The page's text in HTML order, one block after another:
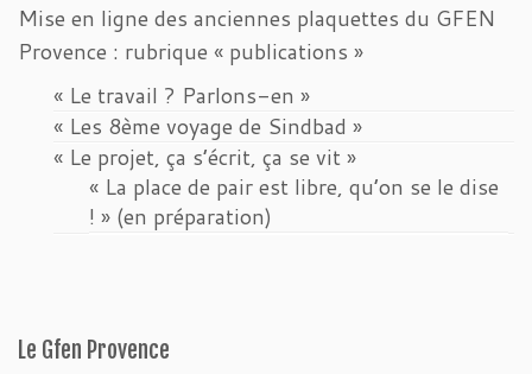
Mise en ligne des anciennes plaquettes du GFEN
Provence : rubrique « publications »
« Le travail ? Parlons-en »
« Les 8ème voyage de Sindbad »
« Le projet, ça s’écrit, ça se vit »
« La place de pair est libre, qu’on se le dise
! » (en préparation)
Le Gfen Provence